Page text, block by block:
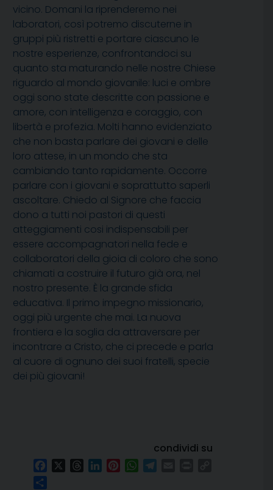
vicino. Domani la riprenderemo nei
laboratori, così potremo discuterne in
gruppi più ristretti e portare ciascuno le
nostre esperienze, confrontandoci su
quanto sta maturando nelle nostre Chiese
riguardo al mondo giovanile: luci e ombre
oggi sono state descritte con passione e
amore, con intelligenza e coraggio, con
libertà e profezia. Molti hanno evidenziato
che non basta parlare dei giovani e delle
loro attese, in un mondo che sta
cambiando tanto rapidamente. Occorre
parlare con i giovani e soprattutto saperli
ascoltare. Chiedo al Signore che faccia
dono a tutti noi pastori di questi
atteggiamenti cosi indispensabili per
essere accompagnatori nella fede e
collaboratori della gioia di coloro che sono
chiamati a costruire il futuro già ora, nel
nostro presente. È la grande sfida
educativa. Il primo impegno missionario,
oggi più urgente che mai. La nuova
frontiera e la soglia da attraversare per
incontrare a Cristo, che ci precede e parla
al cuore di ognuno dei suoi fratelli, specie
dei più giovani!
condividi su
FacebookThreadsLinkedInPinterestWhatsApp